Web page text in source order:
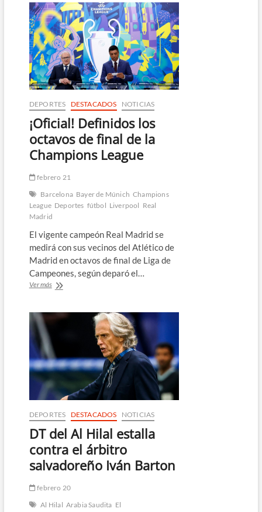
la
salida
de
David
Dóniga
como
entrenador
de
la
Selecta
DEPORTES DESTACADOS NOTICIAS
¡Oficial! Definidos los
octavos de final de la
Champions League
febrero 21
Barcelona Bayer de Múnich Champions
League Deportes fútbol Liverpool Real
Madrid
El vigente campeón Real Madrid se
medirá con sus vecinos del Atlético de
Madrid en octavos de final de Liga de
Campeones, según deparó el…
Ver más¡Oficial!
octavos
de
la
Champions
League
DEPORTES DESTACADOS NOTICIAS
DT del Al Hilal estalla
contra el árbitro
salvadoreño Iván Barton
febrero 20
Al Hilal Arabia Saudita El